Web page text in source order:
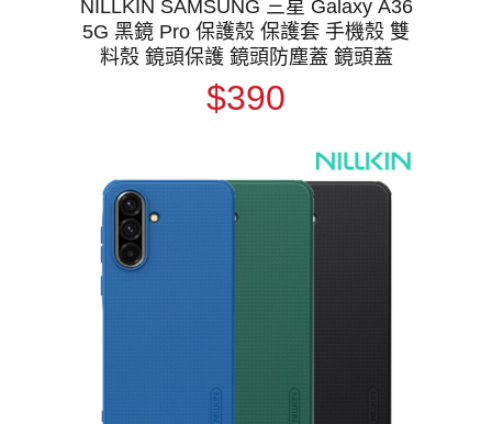
NILLKIN SAMSUNG 三星 Galaxy A36
5G 黑鏡 Pro 保護殼 保護套 手機殼 雙
料殼 鏡頭保護 鏡頭防塵蓋 鏡頭蓋
$390